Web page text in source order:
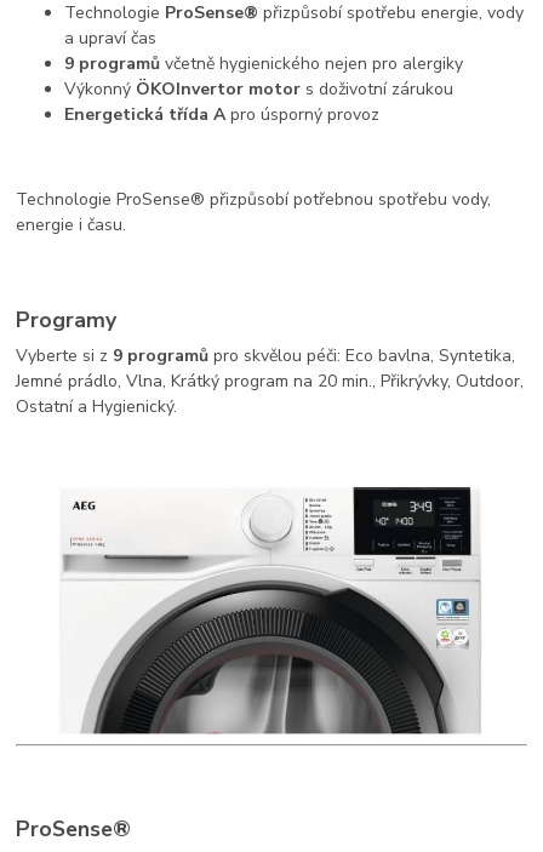
Technologie ProSense® přizpůsobí spotřebu energie, vody
a upraví čas
9 programůvčetně hygienického nejen pro alergiky
Výkonný ÖKOInvertor motor s doživotní zárukou
Energetická třída Apro úsporný provoz
Technologie ProSense® přizpůsobí potřebnou spotřebu vody,
energie i času.
Programy
Vyberte si z 9 programů pro skvělou péči: Eco bavlna, Syntetika,
Jemné prádlo, Vlna, Krátký program na 20 min., Přikrývky, Outdoor,
Ostatní a Hygienický.
ProSense®